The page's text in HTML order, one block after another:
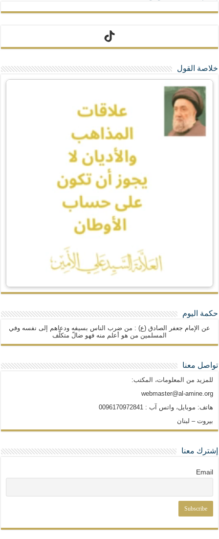
تيك توك
خلاصة القول
حكمة اليوم
عن الإمام جعفر الصادق (ع) : من ضرب الناس بسيفه ودعاهم إلى نفسه وفي
المسلمين من هو أعلم منه فهو ضالّ متكلّف
تواصل معنا
للمزيد من المعلومات، المكتب:
webmaster@al-amine.org
هاتف: موبايل، واتس آب : 0096170972841
بيروت – لبنان
إشترك معنا
Email